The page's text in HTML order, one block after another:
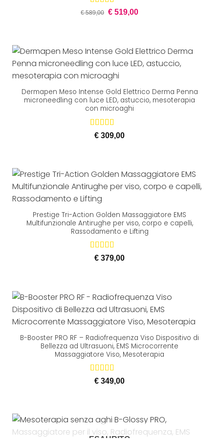
Valutato
€589,00 Il
prezzo
€519,00Il
Dermapen Meso Intense Gold Elettrico Derma Penna
microneedling con luce LED, astuccio, mesoterapia
con microaghi
Valutato5
€ 309,00
Prestige Tri-Action Golden Massaggiatore EMS
Multifunzionale Antirughe per viso, corpo e capelli,
Rassodamento e Lifting
Valutato
€ 379,00
B-Booster PRO RF – Radiofrequenza Viso Dispositivo di
Bellezza ad Ultrasuoni, EMS Microcorrente
Massaggiatore Viso, Mesoterapia
Valutato
su 5
€ 349,00